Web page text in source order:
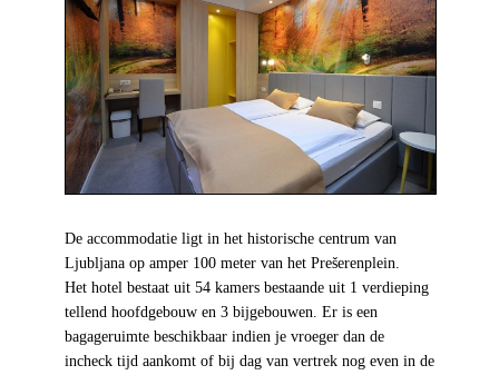
De accommodatie ligt in het historische centrum van
Ljubljana op amper 100 meter van het Prešerenplein.
Het hotel bestaat uit 54 kamers bestaande uit 1 verdieping
tellend hoofdgebouw en 3 bijgebouwen. Er is een
bagageruimte beschikbaar indien je vroeger dan de
incheck tijd aankomt of bij dag van vertrek nog even in de